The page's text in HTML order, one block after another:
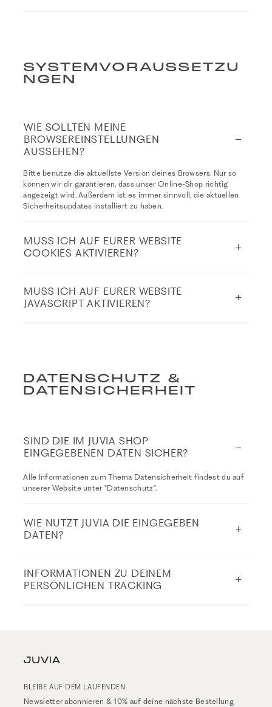
SYSTEMVORAUSSETZU
NGEN
WIE SOLLTEN MEINE
BROWSEREINSTELLUNGEN
AUSSEHEN?
Bitte benutze die aktuellste Version deines Browsers. Nur so
können wir dir garantieren, dass unser Online-Shop richtig
angezeigt wird. Außerdem ist es immer sinnvoll, die aktuellen
Sicherheitsupdates installiert zu haben.
MUSS ICH AUF EURER WEBSITE
COOKIES AKTIVIEREN?
MUSS ICH AUF EURER WEBSITE
JAVASCRIPT AKTIVIEREN?
DATENSCHUTZ &
DATENSICHERHEIT
SIND DIE IM JUVIA SHOP
EINGEGEBENEN DATEN SICHER?
Alle Informationen zum Thema Datensicherheit findest du auf
unserer Website unter "Datenschutz".
WIE NUTZT JUVIA DIE EINGEGEBEN
DATEN?
INFORMATIONEN ZU DEINEM
PERSÖNLICHEN TRACKING
BLEIBE AUF DEM LAUFENDEN
Newsletter abonnieren & 10% auf deine nächste Bestellung